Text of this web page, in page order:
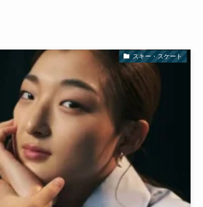
スキー・スケート